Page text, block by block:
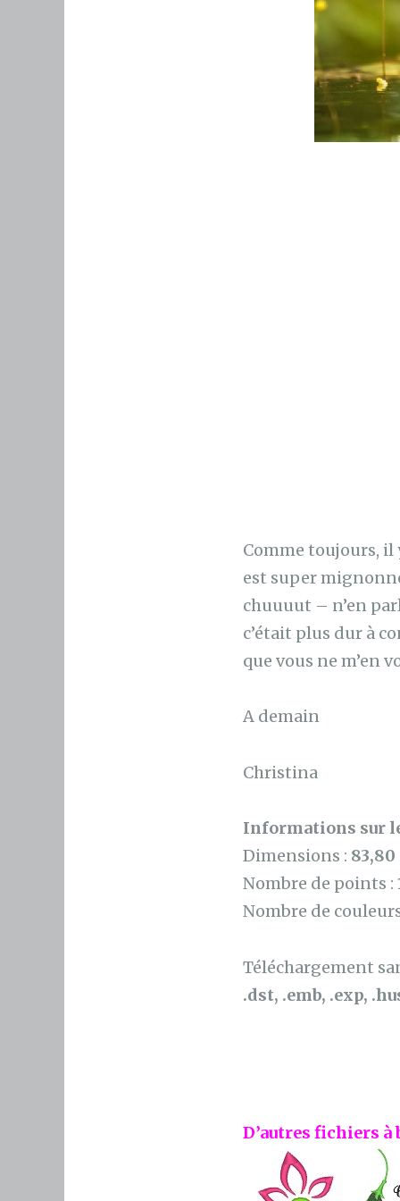
Comme toujours, il
est super
chuuuut – n’en
c’était plus dur à
que vous ne m’en
A demain
Christina
Informations sur
Dimensions :
Nombre de points :
Nombre de
Téléchargement
.dst, .emb, .exp,
D’autres fichiers